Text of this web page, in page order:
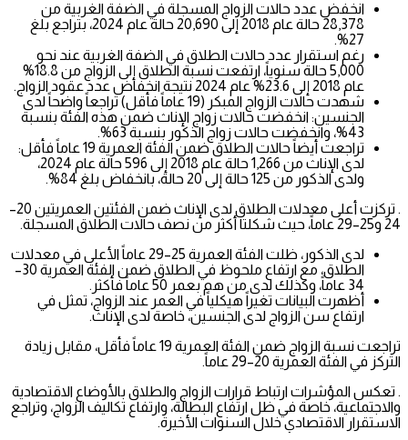
انخفض عدد حالات الزواج المسجلة في الضفة الغربية من
28,378 حالة عام 2018 إلى 20,690 حالة عام 2024، بتراجع بلغ
27%.
رغم استقرار عدد حالات الطلاق في الضفة الغربية عند نحو
5,000 حالة سنوياً، ارتفعت نسبة الطلاق إلى الزواج من 18.8%
عام 2018 إلى 23.6% عام 2024 نتيجة انخفاض عدد عقود الزواج.
شهدت حالات الزواج المبكر (19 عاماً فأقل) تراجعاً واضحاً لدى
الجنسين: انخفضت حالات زواج الإناث ضمن هذه الفئة بنسبة
43%، وانخفضت حالات زواج الذكور بنسبة 63%.
تراجعت أيضاً حالات الطلاق ضمن الفئة العمرية 19 عاماً فأقل:
لدى الإناث من 1,266 حالة عام 2018 إلى 596 حالة عام 2024،
ولدى الذكور من 125 حالة إلى 20 حالة، بانخفاض بلغ 84%.
. تركزت أعلى معدلات الطلاق لدى الإناث ضمن الفئتين العمريتين 20–
24 و25–29 عاماً، حيث شكلتا أكثر من نصف حالات الطلاق المسجلة.
لدى الذكور، ظلت الفئة العمرية 25–29 عاماً الأعلى في معدلات
الطلاق، مع ارتفاع ملحوظ في الطلاق ضمن الفئة العمرية 30–
34 عاماً، وكذلك لدى من هم بعمر 50 عاماً فأكثر.
أظهرت البيانات تغيراً هيكلياً في العمر عند الزواج، تمثل في
ارتفاع سن الزواج لدى الجنسين، خاصة لدى الإناث.
تراجعت نسبة الزواج ضمن الفئة العمرية 19 عاماً فأقل، مقابل زيادة
التركز في الفئة العمرية 20–29 عاماً.
. تعكس المؤشرات ارتباط قرارات الزواج والطلاق بالأوضاع الاقتصادية
والاجتماعية، خاصة في ظل ارتفاع البطالة، وارتفاع تكاليف الزواج، وتراجع
الاستقرار الاقتصادي خلال السنوات الأخيرة.